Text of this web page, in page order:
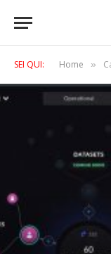
SEI QUI: Home »